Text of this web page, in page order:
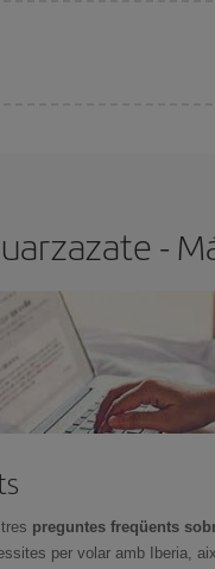
-
preguntes freqüents
per volar amb Iberia,